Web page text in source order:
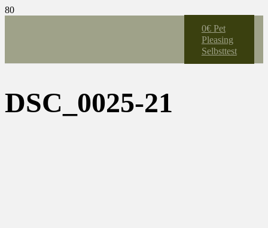
0€ Pet
Pleasing
Selbsttest
DSC_0025-21